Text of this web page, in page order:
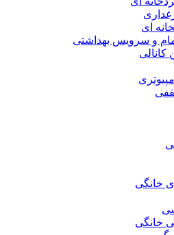
ای
و سرویس بهداشتی
کانالی
خانگی
خانگی